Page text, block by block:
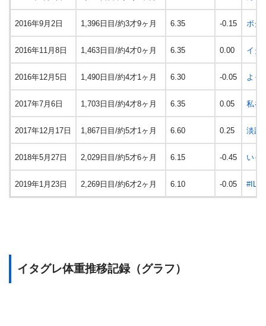
2016年9月2日 1,396日目/約3才9ヶ月 6.35 -0.15 ボク
2016年11月8日 1,463日目/約4才0ヶ月 6.35 0.00 イタ
2016年12月5日 1,490日目/約4才1ヶ月 6.30 -0.05 よっ
2017年7月6日 1,703日目/約4才8ヶ月 6.35 0.05 私を
2017年12月17日 1,867日目/約5才1ヶ月 6.60 0.25 淡路
2018年5月27日 2,029日目/約5才6ヶ月 6.15 -0.45 いっ
2019年1月23日 2,269日目/約6才2ヶ月 6.10 -0.05
イタグレ体重推移記録（グラフ）